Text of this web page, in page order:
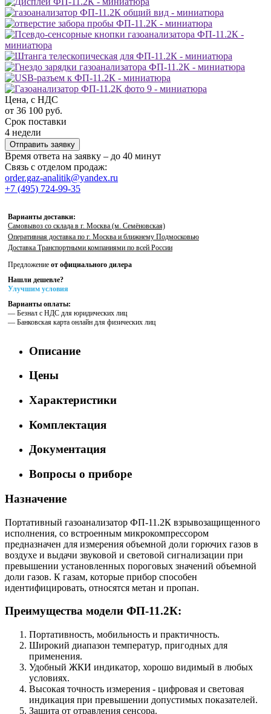
Цена, с НДС
от 36 100 руб.
Срок поставки
4 недели
Отправить заявку
Время ответа на заявку – до 40 минут
Связь с отделом продаж:
order.gaz-analitik@yandex.ru
+7 (495) 724-99-35
Варианты доставки:
Самовывоз со склада в г. Москва (м. Семёновская)
Оперативная доставка по г. Москва и ближнему Подмосковью
Доставка Транспортными компаниями по всей России
Предложение от официального дилера
Нашли дешевле?
Улучшим условия
Варианты оплаты:
— Безнал с НДС для юридических лиц
— Банковская карта онлайн для физических лиц
Описание
Цены
Характеристики
Комплектация
Документация
Вопросы о приборе
Назначение
Портативный газоанализатор ФП-11.2К взрывозащищенного
исполнения, со встроенным микрокомпрессором
предназначен для измерения объемной доли горючих газов в
воздухе и выдачи звуковой и световой сигнализации при
превышении установленных пороговых значений объемной
доли газов. К газам, которые прибор способен
идентифицировать, относятся метан и пропан.
Преимущества модели ФП-11.2К:
Портативность, мобильность и практичность.
Широкий диапазон температур, пригодных для
применения.
Удобный ЖКИ индикатор, хорошо видимый в любых
условиях.
Высокая точность измерения - цифровая и световая
индикация при превышении допустимых показателей.
Защита от отравления сенсора.